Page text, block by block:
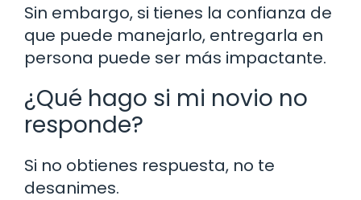
Sin embargo, si tienes la confianza de
que puede manejarlo, entregarla en
persona puede ser más impactante.
¿Qué hago si mi novio no
responde?
Si no obtienes respuesta, no te
desanimes.